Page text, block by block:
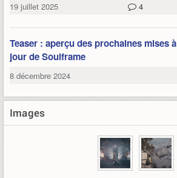
19 juillet 2025 4
Teaser : aperçu des prochaines mises à
jour de Soulframe
8 décembre 2024
Images